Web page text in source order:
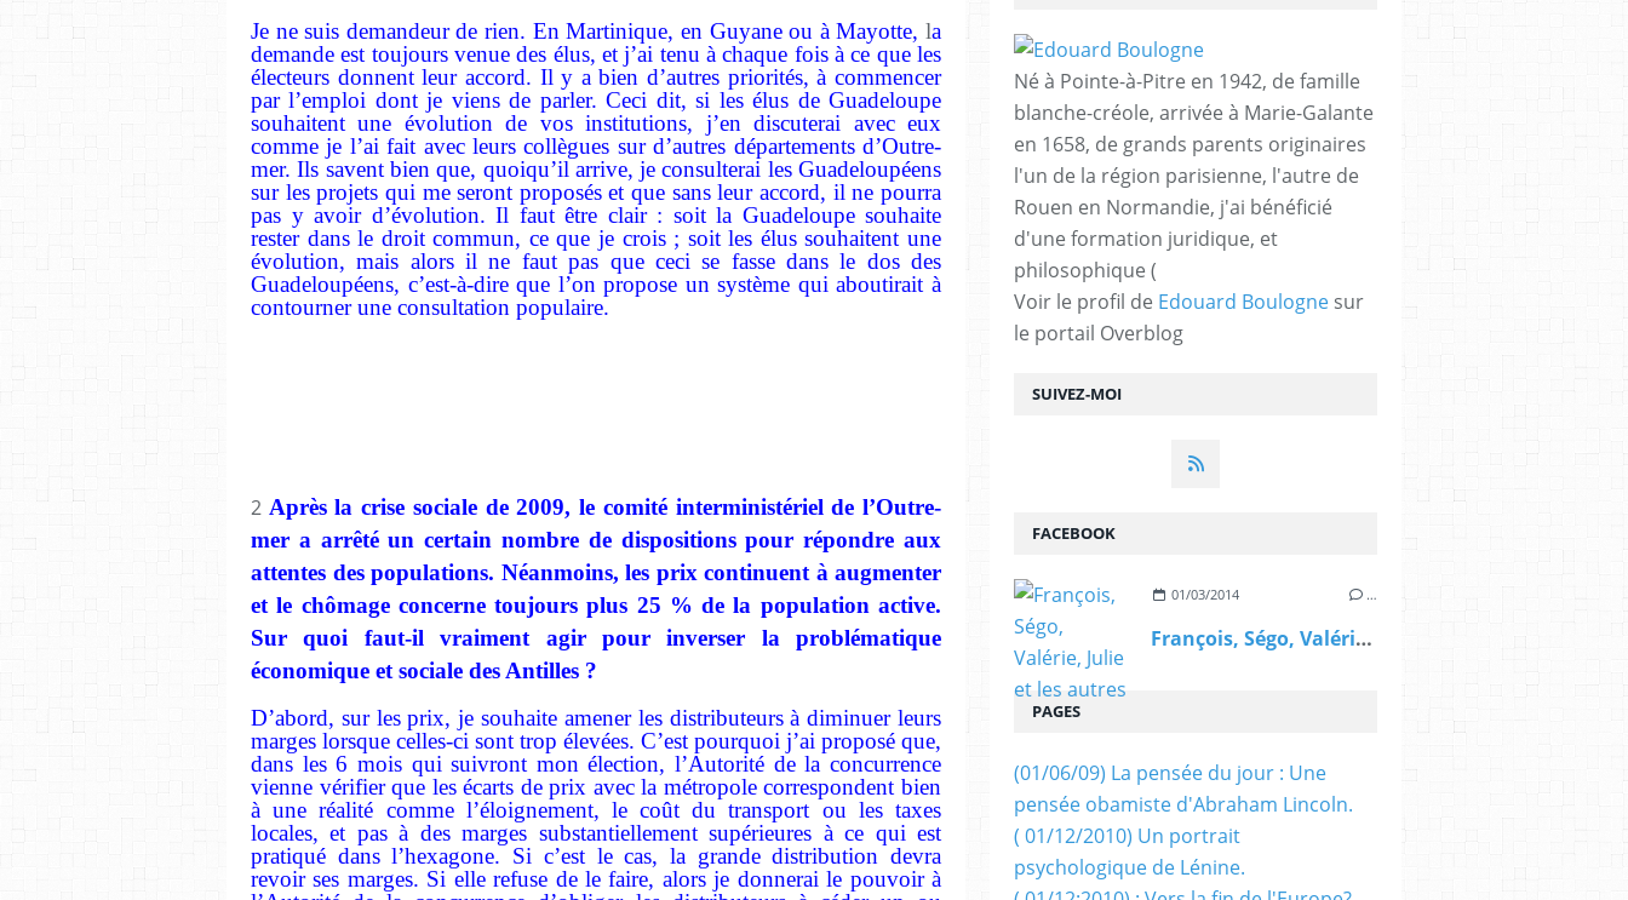
Je ne suis demandeur de rien. En Martinique, en Guyane ou à Mayotte, la
demande est toujours venue des élus, et j’ai tenu à chaque fois à ce que les
électeurs donnent leur accord. Il y a bien d’autres priorités, à commencer
par l’emploi dont je viens de parler. Ceci dit, si les élus de Guadeloupe
souhaitent une évolution de vos institutions, j’en discuterai avec eux
comme je l’ai fait avec leurs collègues sur d’autres départements d’Outre-
mer. Ils savent bien que, quoiqu’il arrive, je consulterai les Guadeloupéens
sur les projets qui me seront proposés et que sans leur accord, il ne pourra
pas y avoir d’évolution. Il faut être clair : soit la Guadeloupe souhaite
rester dans le droit commun, ce que je crois ; soit les élus souhaitent une
évolution, mais alors il ne faut pas que ceci se fasse dans le dos des
Guadeloupéens, c’est-à-dire que l’on propose un système qui aboutirait à
contourner une consultation populaire.
2 Après la crise sociale de 2009, le comité interministériel de l’Outre-
mer a arrêté un certain nombre de dispositions pour répondre aux
attentes des populations. Néanmoins, les prix continuent à augmenter
et le chômage concerne toujours plus 25 % de la population active.
Sur quoi faut-il vraiment agir pour inverser la problématique
économique et sociale des Antilles ?
D’abord, sur les prix, je souhaite amener les distributeurs à diminuer leurs
marges lorsque celles-ci sont trop élevées. C’est pourquoi j’ai proposé que,
dans les 6 mois qui suivront mon élection, l’Autorité de la concurrence
vienne vérifier que les écarts de prix avec la métropole correspondent bien
à une réalité comme l’éloignement, le coût du transport ou les taxes
locales, et pas à des marges substantiellement supérieures à ce qui est
pratiqué dans l’hexagone. Si c’est le cas, la grande distribution devra
revoir ses marges. Si elle refuse de le faire, alors je donnerai le pouvoir à
SUIVEZ-MOI
Né à Pointe-à-Pitre en 1942, de famille
blanche-créole, arrivée à Marie-Galante
en 1658, de grands parents originaires
l'un de la région parisienne, l'autre de
Rouen en Normandie, j'ai bénéficié
d'une formation juridique, et
philosophique (
Voir le profil de Edouard Boulogne sur
le portail Overblog
FACEBOOK
01/03/2014 …
François, Ségo, Valérie, Julie et les autres
PAGES
(01/06/09) La pensée du jour : Une
pensée obamiste d'Abraham Lincoln.
( 01/12/2010) Un portrait
psychologique de Lénine.